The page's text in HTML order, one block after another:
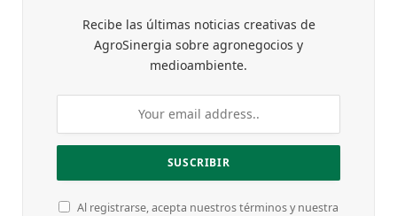
Recibe las últimas noticias creativas de
AgroSinergia sobre agronegocios y
medioambiente.
Al registrarse, acepta nuestros términos y nuestra